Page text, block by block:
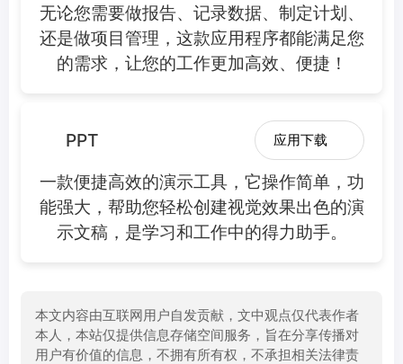
无论您需要做报告、记录数据、制定计划、
还是做项目管理，这款应用程序都能满足您
的需求，让您的工作更加高效、便捷！
PPT 应用下载
一款便捷高效的演示工具，它操作简单，功
能强大，帮助您轻松创建视觉效果出色的演
示文稿，是学习和工作中的得力助手。
本文内容由互联网用户自发贡献，文中观点仅代表作者
本人，本站仅提供信息存储空间服务，旨在分享传播对
用户有价值的信息，不拥有所有权，不承担相关法律责